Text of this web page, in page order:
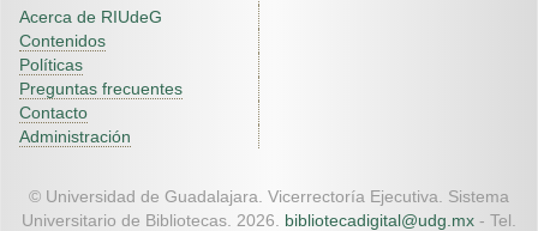
Acerca de RIUdeG
Contenidos
Políticas
Preguntas frecuentes
Contacto
Administración
© Universidad de Guadalajara. Vicerrectoría Ejecutiva. Sistema
Universitario de Bibliotecas. 2026. bibliotecadigital@udg.mx - Tel.